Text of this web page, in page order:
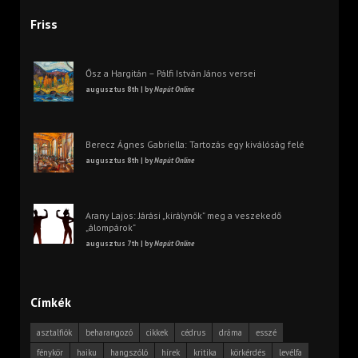
Friss
Ősz a Hargitán – Pálfi István János versei
augusztus 8th | byNapút Online
Berecz Ágnes Gabriella: Tartozás egy kiválóság felé
augusztus 8th | byNapút Online
Arany Lajos: Járási „királynők” meg a veszekedő
„álompárok”
augusztus 7th | byNapút Online
Címkék
asztalfiók beharangozó cikkek cédrus dráma
esszé
fénykör
haiku hangszóló hírek kritika körkérdés levélfa